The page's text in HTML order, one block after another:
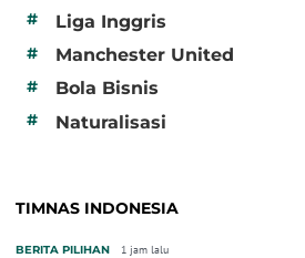
# Liga Inggris
# Manchester United
# Bola Bisnis
# Naturalisasi
TIMNAS INDONESIA
BERITA PILIHAN 1 jam lalu